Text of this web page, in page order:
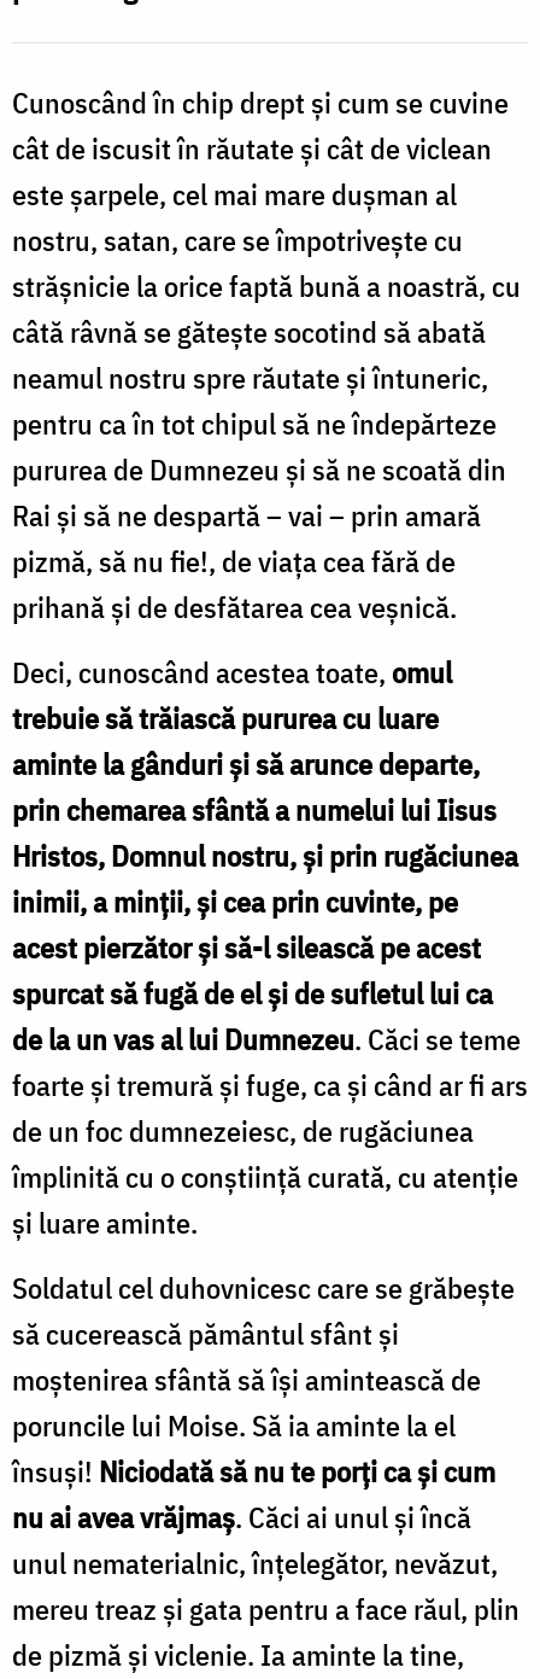
Cunoscând în chip drept și cum se cuvine
cât de iscusit în răutate și cât de viclean
este șarpele, cel mai mare dușman al
nostru, satan, care se împotrivește cu
strășnicie la orice faptă bună a noastră, cu
câtă râvnă se gătește socotind să abată
neamul nostru spre răutate și întuneric,
pentru ca în tot chipul să ne îndepărteze
pururea de Dumnezeu și să ne scoată din
Rai și să ne despartă – vai – prin amară
pizmă, să nu fie!, de viața cea fără de
prihană și de desfătarea cea veșnică.
Deci, cunoscând acestea toate,omul
trebuie să trăiască pururea cu luare
aminte la gânduri și să arunce departe,
prin chemarea sfântă a numelui lui Iisus
Hristos, Domnul nostru, și prin rugăciunea
inimii, a minții, și cea prin cuvinte, pe
acest pierzător și să-l silească pe acest
spurcat să fugă de el și de sufletul lui ca
de la un vas al lui Dumnezeu. Căci se teme
foarte și tremură și fuge, ca și când ar fi ars
de un foc dumnezeiesc, de rugăciunea
împlinită cu o conștiință curată, cu atenție
și luare aminte.
Soldatul cel duhovnicesc care se grăbește
să cucerească pământul sfânt și
moștenirea sfântă să își amintească de
poruncile lui Moise. Să ia aminte la el
însuși! Niciodată să nu te porți ca și cum
nu ai avea vrăjmaș. Căci ai unul și încă
unul nematerialnic, înțelegător, nevăzut,
mereu treaz și gata pentru a face răul, plin
de pizmă și viclenie. Ia aminte la tine,